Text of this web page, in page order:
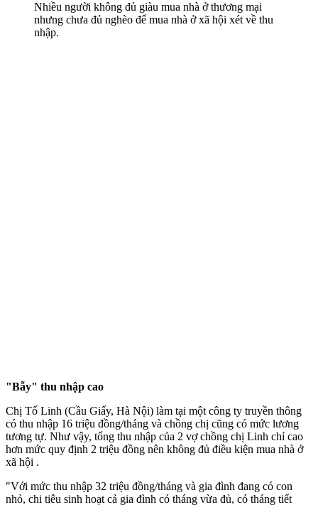
Nhiều người không đủ giàu mua nhà ở thương mại
nhưng chưa đủ nghèo để mua nhà ở xã hội xét về thu
nhập.
"Bẫy" thu nhập cao
Chị Tố Linh (Cầu Giấy, Hà Nội) làm tại một công ty truyền thông
có thu nhập 16 triệu đồng/tháng và chồng chị cũng có mức lương
tương tự. Như vậy, tổng thu nhập của 2 vợ chồng chị Linh chỉ cao
hơn mức quy định 2 triệu đồng nên không đủ điều kiện mua nhà ở
xã hội .
"Với mức thu nhập 32 triệu đồng/tháng và gia đình đang có con
nhỏ, chi tiêu sinh hoạt cả gia đình có tháng vừa đủ, có tháng tiết